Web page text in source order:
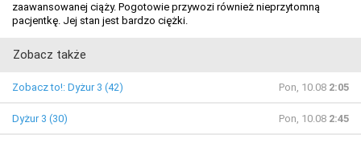
zaawansowanej ciąży. Pogotowie przywozi również nieprzytomną
pacjentkę. Jej stan jest bardzo ciężki.
Zobacz także
Zobacz to!: Dyżur 3 (42) Pon, 10.08 2:05
Dyżur 3 (30) Pon, 10.08 2:45